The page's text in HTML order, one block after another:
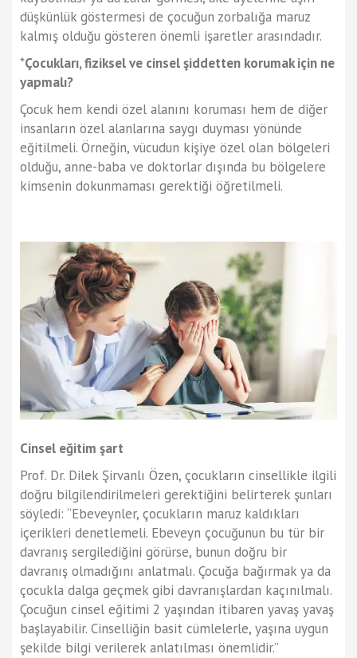
düşkünlük göstermesi de çocuğun zorbalığa maruz
kalmış olduğu gösteren önemli işaretler arasındadır.
*Çocukları, fiziksel ve cinsel şiddetten korumak için ne
yapmalı?
Çocuk hem kendi özel alanını koruması hem de diğer
insanların özel alanlarına saygı duyması yönünde
eğitilmeli. Örneğin, vücudun kişiye özel olan bölgeleri
olduğu, anne-baba ve doktorlar dışında bu bölgelere
kimsenin dokunmaması gerektiği öğretilmeli.
Cinsel eğitim şart
Prof. Dr. Dilek Şirvanlı Özen, çocukların cinsellikle ilgili
doğru bilgilendirilmeleri gerektiğini belirterek şunları
söyledi: “Ebeveynler, çocukların maruz kaldıkları
içerikleri denetlemeli. Ebeveyn çocuğunun bu tür bir
davranış sergilediğini görürse, bunun doğru bir
davranış olmadığını anlatmalı. Çocuğa bağırmak ya da
çocukla dalga geçmek gibi davranışlardan kaçınılmalı.
Çocuğun cinsel eğitimi 2 yaşından itibaren yavaş yavaş
başlayabilir. Cinselliğin basit cümlelerle, yaşına uygun
şekilde bilgi verilerek anlatılması önemlidir.”